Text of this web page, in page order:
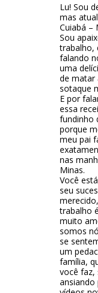
Lu! Sou
mas
Cuiabá –
Sou
trabalho,
falando
uma
de matar
sotaque
E por
essa
fundinho
porque
meu pai
nas
Minas.
Você
seu
trabalho
muito
somos
se
um
família,
você faz,
ansiando